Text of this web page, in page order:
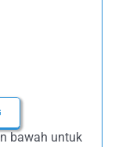
bawah untuk